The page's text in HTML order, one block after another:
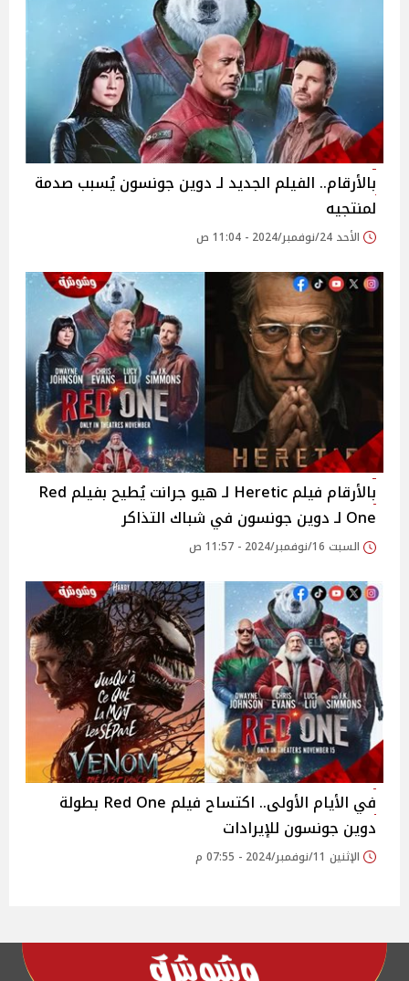
بالأرقام.. الفيلم الجديد لـ دوين جونسون يُسبب صدمة
لمنتجيه
الأحد 24/نوفمبر/2024 - 11:04 ص
بالأرقام فيلم Heretic لـ هيو جرانت يُطيح بفيلم Red
One لـ دوين جونسون في شباك التذاكر
السبت 16/نوفمبر/2024 - 11:57 ص
في الأيام الأولى.. اكتساح فيلم Red One بطولة
دوين جونسون للإيرادات
الإثنين 11/نوفمبر/2024 - 07:55 م